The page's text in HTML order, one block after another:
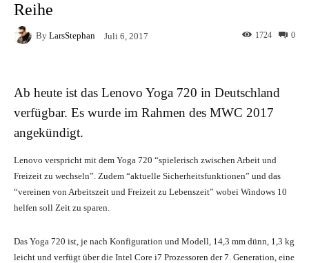
Reihe
By LarsStephan Juli 6, 2017 0
1724
Ab heute ist das Lenovo Yoga 720 in Deutschland
verfügbar. Es wurde im Rahmen des MWC 2017
angekündigt.
Lenovo verspricht mit dem Yoga 720 “spielerisch zwischen Arbeit und
Freizeit zu wechseln”. Zudem “aktuelle Sicherheitsfunktionen” und das
“vereinen von Arbeitszeit und Freizeit zu Lebenszeit” wobei Windows 10
helfen soll Zeit zu sparen.
Das Yoga 720 ist, je nach Konfiguration und Modell, 14,3 mm dünn, 1,3 kg
leicht und verfügt über die Intel Core i7 Prozessoren der 7. Generation, eine